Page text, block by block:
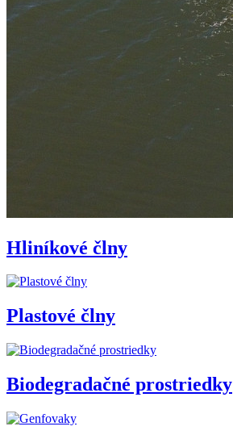
Hliníkové člny
Plastové člny
Biodegradačné prostriedky